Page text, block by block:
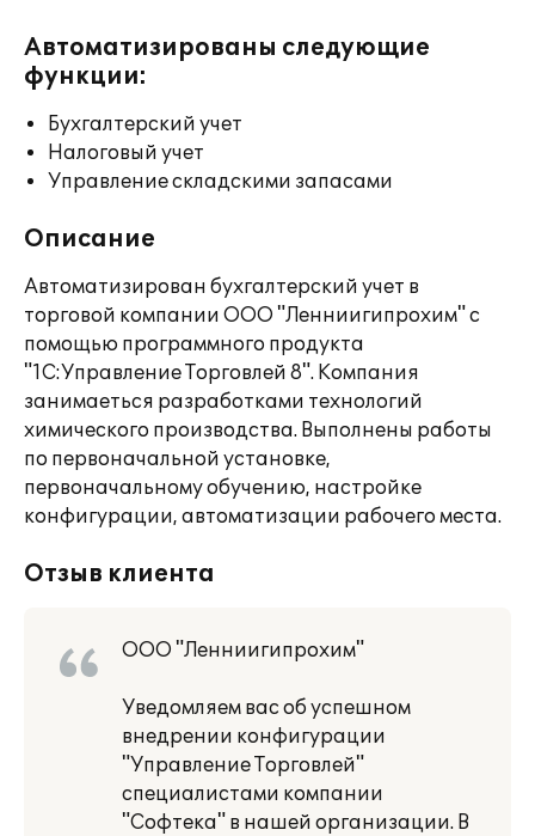
Автоматизированы следующие
функции:
Бухгалтерский учет
Налоговый учет
Управление складскими запасами
Описание
Автоматизирован бухгалтерский учет в
торговой компании ООО "Ленниигипрохим" с
помощью программного продукта
"1С:Управление Торговлей 8". Компания
занимаеться разработками технологий
химического производства. Выполнены работы
по первоначальной установке,
первоначальному обучению, настройке
конфигурации, автоматизации рабочего места.
Отзыв клиента
ООО "Ленниигипрохим"
Уведомляем вас об успешном
внедрении конфигурации
"Управление Торговлей"
специалистами компании
"Софтека" в нашей организации. В